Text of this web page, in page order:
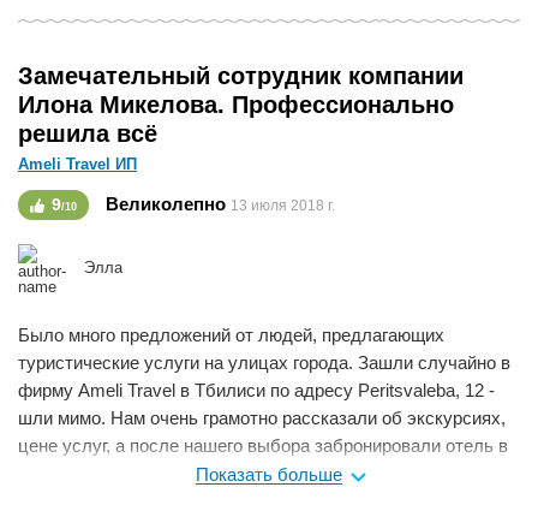
Замечательный сотрудник компании
Илона Микелова. Профессионально
решила всё
Ameli Travel ИП
9/10 Великолепно 13 июля 2018 г.
Элла
Было много предложений от людей, предлагающих
туристические услуги на улицах города. Зашли случайно в
фирму Ameli Travel в Тбилиси по адресу Peritsvaleba, 12 -
шли мимо. Нам очень грамотно рассказали об экскурсиях,
цене услуг, а после нашего выбора забронировали отель в
Батуми и решили вопрос с билетами на автобус, а также на
Показать больше